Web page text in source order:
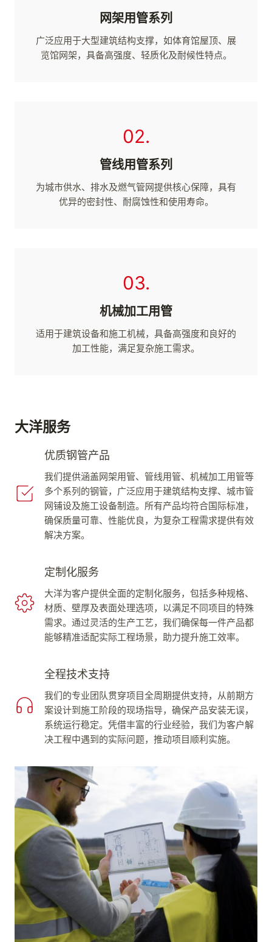
网架用管系列
广泛应用于大型建筑结构支撑，如体育馆屋顶、展
览馆网架，具备高强度、轻质化及耐候性特点。
02.
管线用管系列
为城市供水、排水及燃气管网提供核心保障，具有
优异的密封性、耐腐蚀性和使用寿命。
03.
机械加工用管
适用于建筑设备和施工机械，具备高强度和良好的
加工性能，满足复杂施工需求。
大洋服务
优质钢管产品
我们提供涵盖网架用管、管线用管、机械加工用管等
多个系列的钢管，广泛应用于建筑结构支撑、城市管
网铺设及施工设备制造。所有产品均符合国际标准，
确保质量可靠、性能优良，为复杂工程需求提供有效
解决方案。
定制化服务
大洋为客户提供全面的定制化服务，包括多种规格、
材质、壁厚及表面处理选项，以满足不同项目的特殊
需求。通过灵活的生产工艺，我们确保每一件产品都
能够精准适配实际工程场景，助力提升施工效率。
全程技术支持
我们的专业团队贯穿项目全周期提供支持，从前期方
案设计到施工阶段的现场指导，确保产品安装无误，
系统运行稳定。凭借丰富的行业经验，我们为客户解
决工程中遇到的实际问题，推动项目顺利实施。